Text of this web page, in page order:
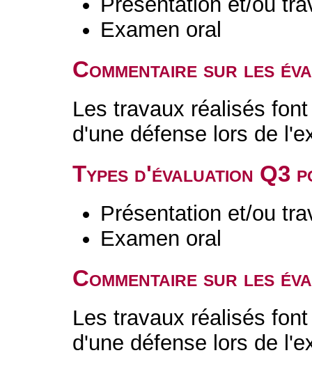
Examen oral
Commentaire sur les
Les travaux réalisés
d'une défense lors de
Types d'évaluation Q3
Présentation et/ou
Examen oral
Commentaire sur les
Les travaux réalisés
d'une défense lors de